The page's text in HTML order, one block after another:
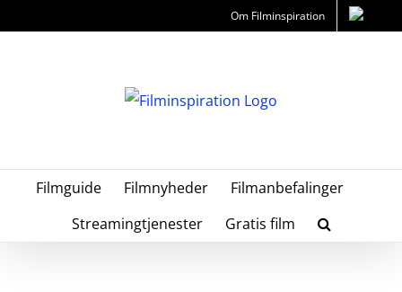
Om Filminspiration
Filmguide Filmnyheder
Filmanbefalinger
Streamingtjenester
Gratis film